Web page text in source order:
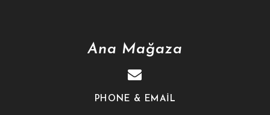
Ana Mağaza
PHONE & EMAIL